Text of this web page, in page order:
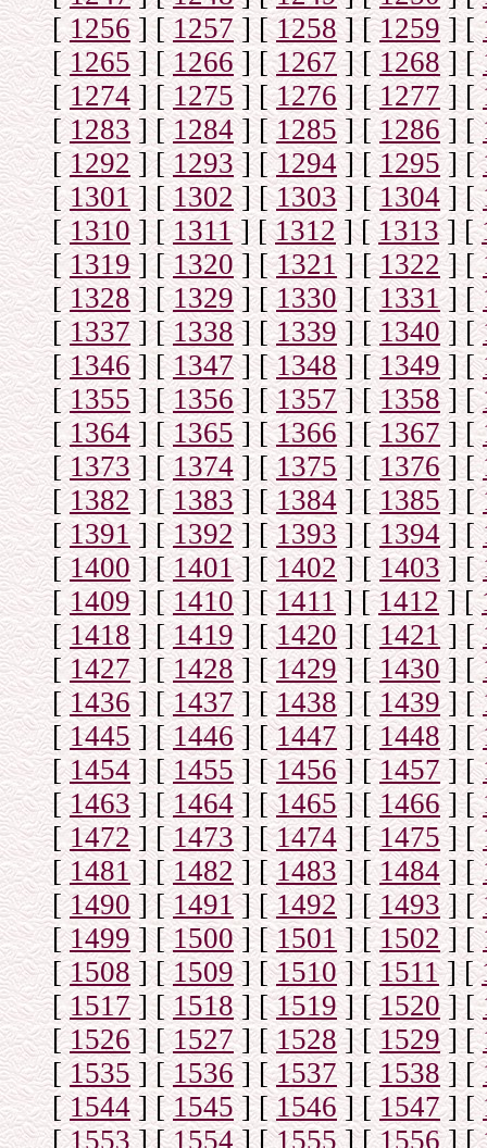
[1256] [1257] [1258] [1259] [
[1265] [1266] [1267] [1268] [
[1274] [1275] [1276 ] [1277] [
[1283] [1284] [1285] [1286] [
[1292] [1293] [1294] [1295] [
[1301] [1302] [1303] [1304] [
[1310] [1311] [1312] [1313] [
[1319] [1320] [1321] [1322] [
[1328] [1329] [1330] [1331] [
[1337] [1338] [1339] [1340] [
[1346] [1347] [1348] [1349] [
[1355] [1356] [1357] [1358] [
[ 1364] [1365] [1366] [1367] [
[1373] [1374] [1375] [1376] [
[1382] [1383] [1384] [1385] [
[1391] [1392] [1393] [1394] [
[1400] [1401] [1402] [1403] [
[1409] [1410] [1411] [1412] [
[1418] [1419] [1420] [1421] [
[1427] [1428] [1429 ] [1430] [
[1436] [1437] [1438] [1439] [
[1445] [1446] [1447] [1448] [
[1454] [1455] [1456] [1457] [
[1463] [1464] [1465] [1466] [
[1472] [1473] [1474] [1475] [
[1481] [1482] [1483] [1484] [
[1490] [1491] [1492] [1493] [
[1499] [1500] [1501] [1502] [
[1508] [1509] [1510] [1511] [
[1517] [1518] [1519] [1520] [
[1526] [1527] [1528] [1529] [
[1535] [1536] [1537] [1538] [
[1544] [1545] [1546] [1547] [
[1553] [1554] [1555] [1556] [